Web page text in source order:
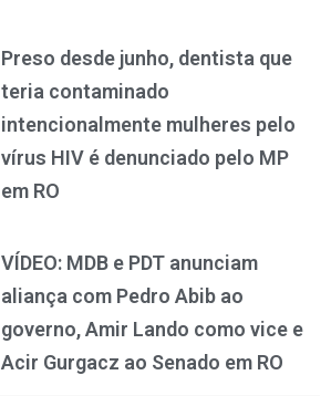
Preso desde junho, dentista que
teria contaminado
intencionalmente mulheres pelo
vírus HIV é denunciado pelo MP
em RO
VÍDEO: MDB e PDT anunciam
aliança com Pedro Abib ao
governo, Amir Lando como vice e
Acir Gurgacz ao Senado em RO